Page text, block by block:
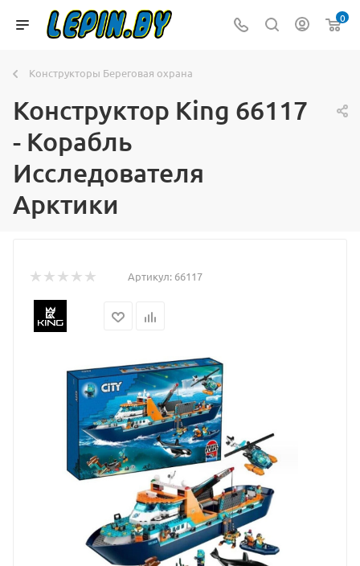
0
Конструкторы Береговая охрана
Конструктор King 66117
- Корабль
Исследователя
Арктики
Артикул: 66117